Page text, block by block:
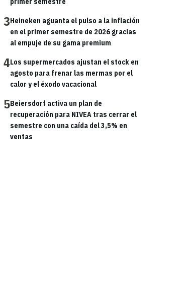
3Heineken aguanta el pulso a la inflación
en el primer semestre de 2026 gracias
al empuje de su gama premium
4Los supermercados ajustan el stock en
agosto para frenar las mermas por el
calor y el éxodo vacacional
5Beiersdorf activa un plan de
recuperación para NIVEA tras cerrar el
semestre con una caída del 3,5% en
ventas